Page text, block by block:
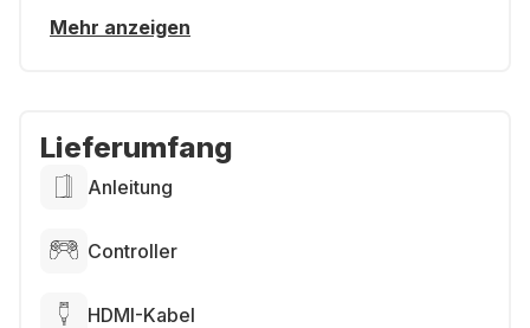
Mehr anzeigen
Lieferumfang
Anleitung
Controller
HDMI-Kabel